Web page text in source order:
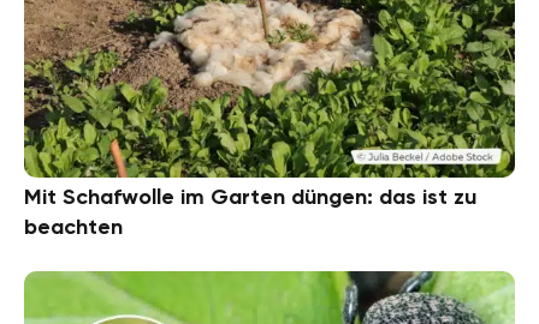
Mit Schafwolle im Garten düngen: das ist zu
beachten